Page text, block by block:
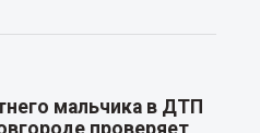
мальчика в ДТП
проверяет